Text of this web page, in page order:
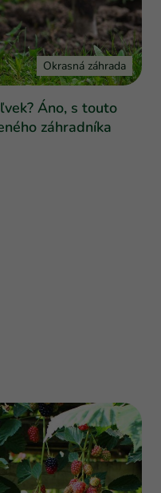
Okrasná záhrada
Áno, s touto
záhradníka